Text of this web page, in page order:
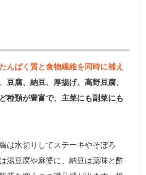
んぱく質と食物繊維を同時に補え
豆腐、納豆、厚揚げ、高野豆腐、
種類が豊富で、主菜にも副菜にも
は水切りしてステーキやそぼろ
湯豆腐や麻婆に、納豆は薬味と酢